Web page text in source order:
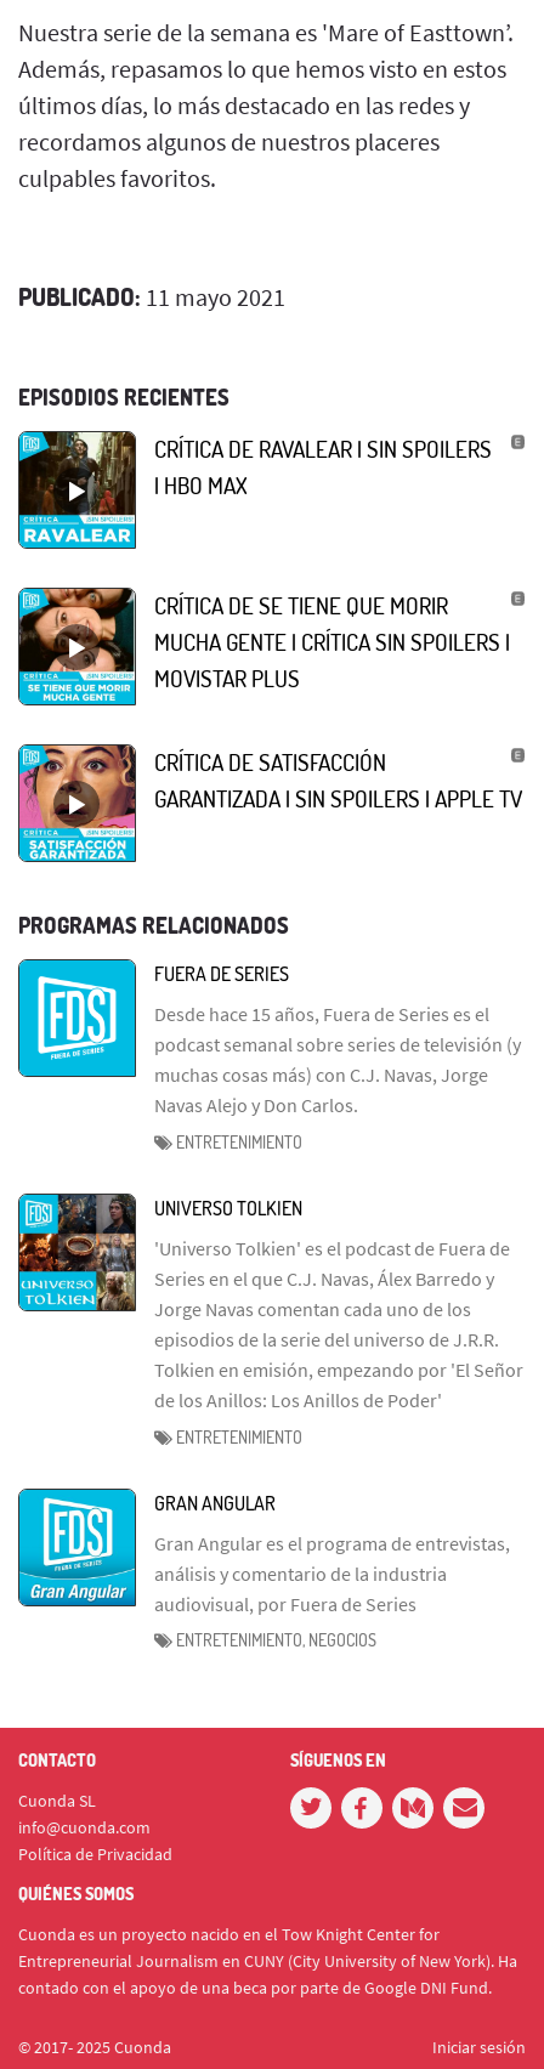
Nuestra serie de la semana es 'Mare of Easttown’.
Además, repasamos lo que hemos visto en estos
últimos días, lo más destacado en las redes y
recordamos algunos de nuestros placeres
culpables favoritos.
PUBLICADO: 11 mayo 2021
EPISODIOS RECIENTES
CRÍTICA DE RAVALEAR | SIN SPOILERS
| HBO MAX
CRÍTICA DE SE TIENE QUE MORIR
MUCHA GENTE | CRÍTICA SIN SPOILERS |
MOVISTAR PLUS
CRÍTICA DE SATISFACCIÓN
GARANTIZADA | SIN SPOILERS | APPLE TV
PROGRAMAS RELACIONADOS
FUERA DE SERIES
Desde hace 15 años, Fuera de Series es el
podcast semanal sobre series de televisión (y
muchas cosas más) con C.J. Navas, Jorge
Navas Alejo y Don Carlos.
ENTRETENIMIENTO
UNIVERSO TOLKIEN
'Universo Tolkien' es el podcast de Fuera de
Series en el que C.J. Navas, Álex Barredo y
Jorge Navas comentan cada uno de los
episodios de la serie del universo de J.R.R.
Tolkien en emisión, empezando por 'El Señor
de los Anillos: Los Anillos de Poder'
ENTRETENIMIENTO
GRAN ANGULAR
Gran Angular es el programa de entrevistas,
análisis y comentario de la industria
audiovisual, por Fuera de Series
ENTRETENIMIENTO, NEGOCIOS
CONTACTO
Cuonda SL
info@cuonda.com
Política de Privacidad
SÍGUENOS EN
QUIÉNES SOMOS
Cuonda es un proyecto nacido en el Tow Knight Center for
Entrepreneurial Journalism en CUNY (City University of New York). Ha
contado con el apoyo de una beca por parte de Google DNI Fund.
© 2017- 2025 Cuonda Iniciar sesión